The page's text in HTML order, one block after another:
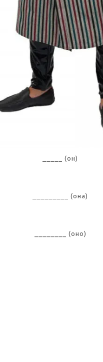
_____ (он)
_________ (она)
________ (оно)